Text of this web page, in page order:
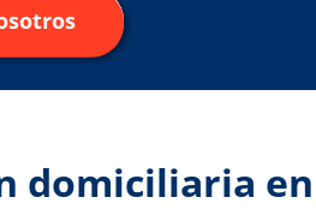
domiciliaria